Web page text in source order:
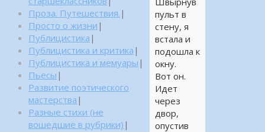
пульт в
стену, я
встала и
подошла к
окну.
Вот он.
Идет
через
двор,
опустив
Проза. Путешествия. |
Просто о жизни |
Публицистика |
Публицистика и критика |
Публицистика и мемуары |
Пьесы |
Развитие поэтического
мастерства |
Разные стихи (не
вошедшие в рубрики) |